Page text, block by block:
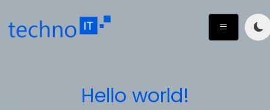
content
Hello world!